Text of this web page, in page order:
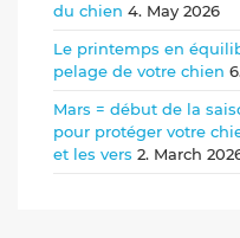
du chien 4. May 2026
Le printemps en
pelage de votre chien
Mars = début de la
pour protéger votre
et les vers 2. March